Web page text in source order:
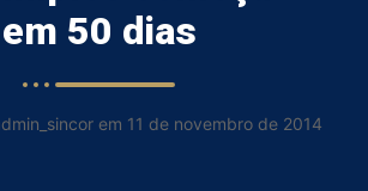
em 50 dias
em 11 de novembro de 2014